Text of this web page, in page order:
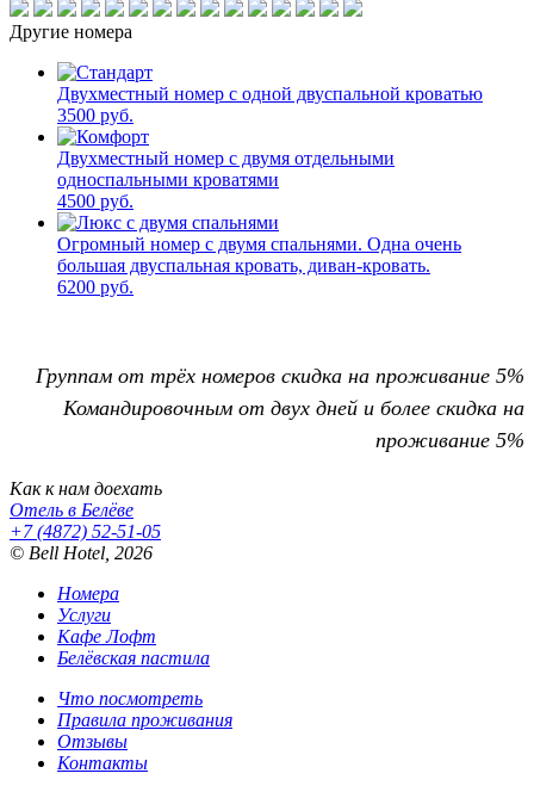
Другие номера
Двухместный номер с одной двуспальной кроватью
3500 руб.
Двухместный номер с двумя отдельными
односпальными кроватями
4500 руб.
Огромный номер с двумя спальнями. Одна очень
большая двуспальная кровать, диван-кровать.
6200 руб.
Группам от трёх номеров скидка на проживание 5%
Командировочным от двух дней и более скидка на
проживание 5%
Как к нам доехать
Отель в Белёве
+7 (4872) 52-51-05
© Bell Hotel, 2026
Номера
Услуги
Кафе Лофт
Белёвская пастила
Что посмотреть
Правила проживания
Отзывы
Контакты